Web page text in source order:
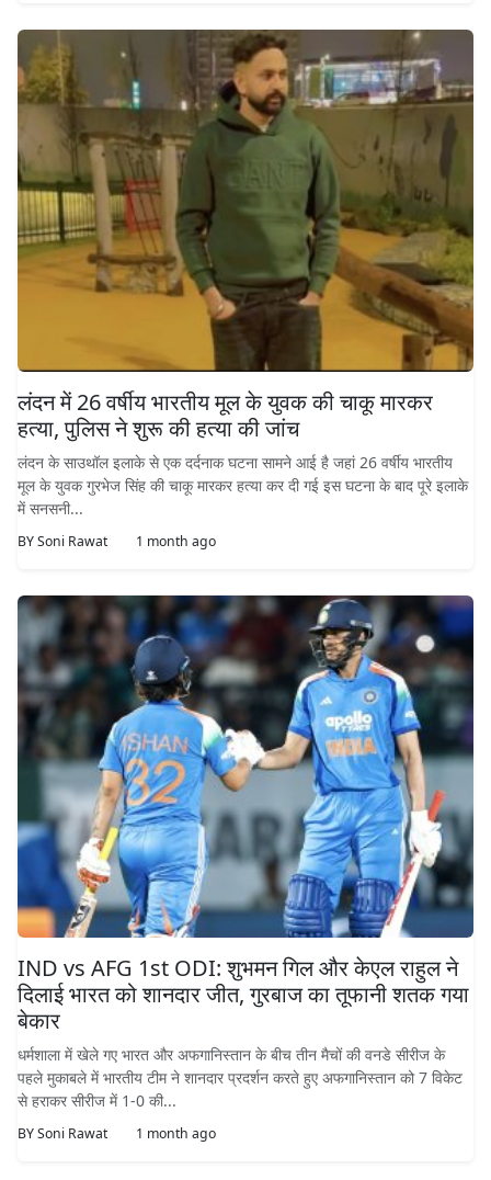
लंदन में 26 वर्षीय भारतीय मूल के युवक की चाकू मारकर
हत्या, पुलिस ने शुरू की हत्या की जांच
लंदन के साउथॉल इलाके से एक दर्दनाक घटना सामने आई है जहां 26 वर्षीय भारतीय
मूल के युवक गुरभेज सिंह की चाकू मारकर हत्या कर दी गई इस घटना के बाद पूरे इलाके
में सनसनी...
BYSoni Rawat 1 month ago
IND vs AFG 1st ODI: शुभमन गिल और केएल राहुल ने
दिलाई भारत को शानदार जीत, गुरबाज का तूफानी शतक गया
बेकार
धर्मशाला में खेले गए भारत और अफगानिस्तान के बीच तीन मैचों की वनडे सीरीज के
पहले मुकाबले में भारतीय टीम ने शानदार प्रदर्शन करते हुए अफगानिस्तान को 7 विकेट
से हराकर सीरीज में 1-0 की...
BYSoni Rawat 1 month ago